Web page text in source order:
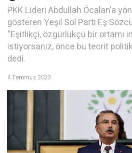
PKK Lideri Abdullah Öcalan’a
gösteren Yeşil Sol Parti Eş
“Eşitlikçi, özgürlükçü bir ortamı
istiyorsanız, önce bu tecrit
dedi.
4 Temmuz 2023